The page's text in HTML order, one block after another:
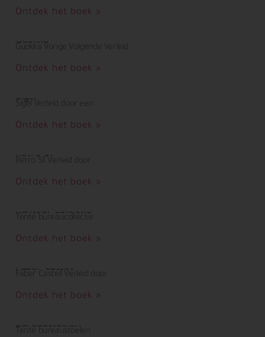
Ontdek het boek »
Guokka
Guokka Vorige Volgende Verleid
Ontdek het boek »
Sigel
Sigel Verleid door een
Ontdek het boek »
Retro 51
Retro 51 Verleid door
Ontdek het boek »
Kantoor collectie
Tenté bureaucollectie
Ontdek het boek »
Faber Castell
Faber Castell Verleid door
Ontdek het boek »
Bureaustoelen
Tenté bureaustoelen